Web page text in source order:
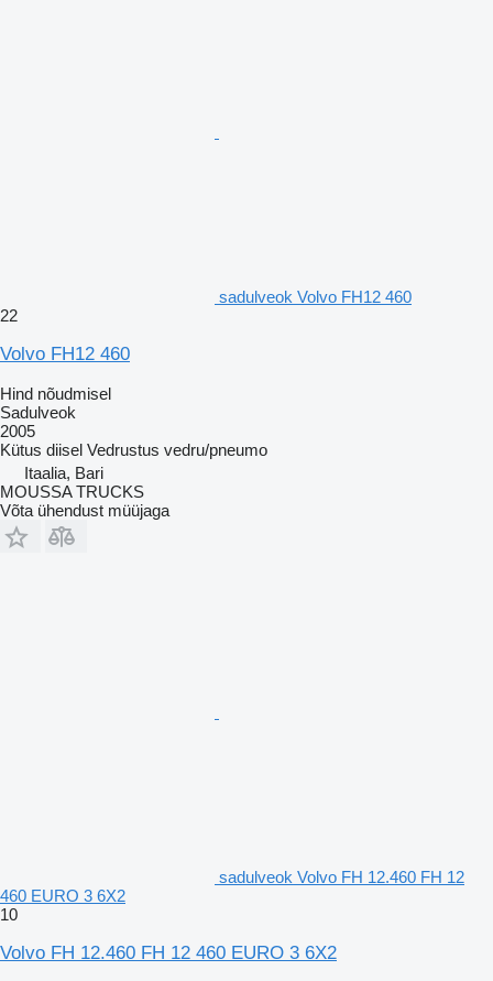
sadulveok Volvo FH12 460
22
Volvo FH12 460
Hind nõudmisel
Sadulveok
2005
Kütus diisel Vedrustus vedru/pneumo
Itaalia, Bari
MOUSSA TRUCKS
Võta ühendust müüjaga
sadulveok Volvo FH 12.460 FH 12
460 EURO 3 6X2
10
Volvo FH 12.460 FH 12 460 EURO 3 6X2